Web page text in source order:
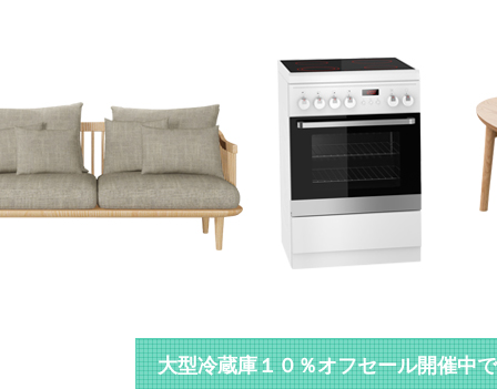
大型冷蔵庫１０％オフセール開催中